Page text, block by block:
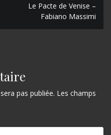
Le Pacte de Venise –
Fabiano Massimi
pas publiée. Les champs